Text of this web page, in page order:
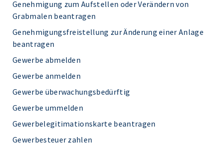
Genehmigung zum Aufstellen oder Verändern von
Grabmalen beantragen
Genehmigungsfreistellung zur Änderung einer Anlage
beantragen
Gewerbe abmelden
Gewerbe anmelden
Gewerbe überwachungsbedürftig
Gewerbe ummelden
Gewerbelegitimationskarte beantragen
Gewerbesteuer zahlen